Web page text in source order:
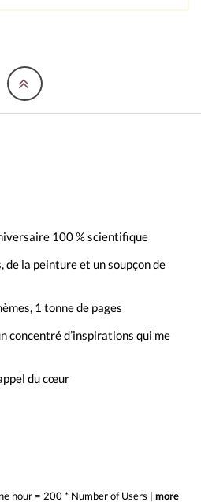
100 % scientifique
de la peinture et un soupçon de
1 tonne de pages
concentré d’inspirations qui me
du cœur
hour = 200 * Number of Users | more